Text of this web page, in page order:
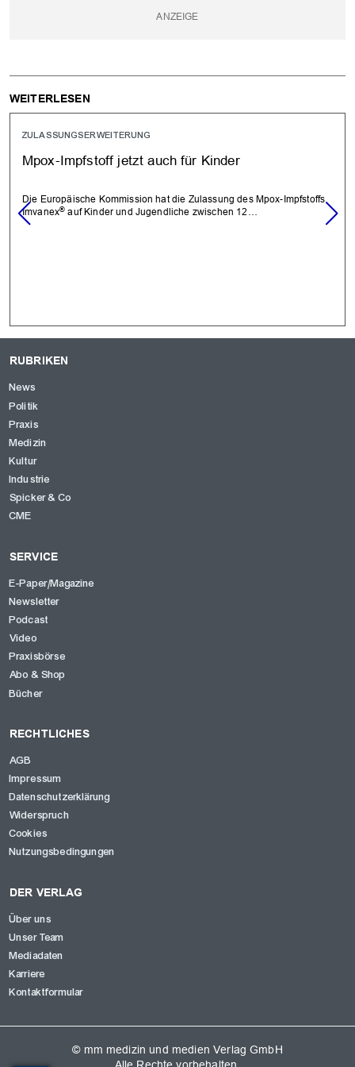
WEITERLESEN
ZULASSUNGSERWEITERUNG
Mpox-Impfstoff jetzt auch für Kinder
Die Europäische Kommission hat die Zulassung des Mpox-Impfstoffs
Imvanex® auf Kinder und Jugendliche zwischen 12…
RUBRIKEN
News
Politik
Praxis
Medizin
Kultur
Industrie
Spicker & Co
CME
SERVICE
E-Paper/Magazine
Newsletter
Podcast
Video
Praxisbörse
Abo & Shop
Bücher
RECHTLICHES
AGB
Impressum
Datenschutzerklärung
Widerspruch
Cookies
Nutzungsbedingungen
DER VERLAG
Über uns
Unser Team
Mediadaten
Karriere
Kontaktformular
© mm medizin und medien Verlag GmbH